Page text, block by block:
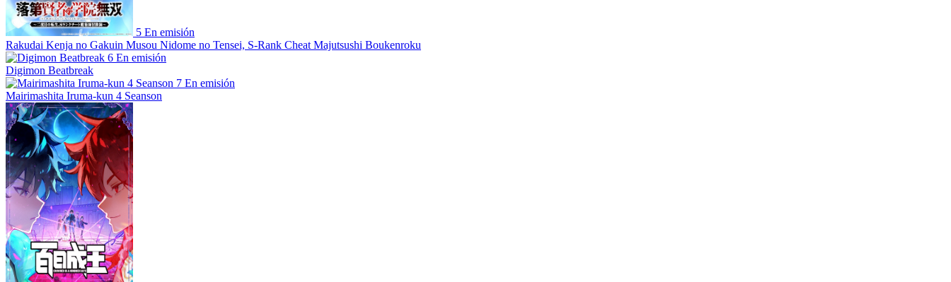
5 En emisión
Rakudai Kenja no Gakuin Musou Nidome no Tensei, S-Rank Cheat Majutsushi Boukenroku
6 En emisión
Digimon Beatbreak
7 En emisión
Mairimashita Iruma-kun 4 Seanson